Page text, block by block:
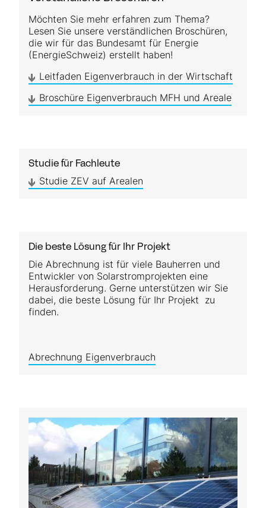
Möchten Sie mehr erfahren zum Thema?
Lesen Sie unsere ver­ständ­lichen Broschüren,
die wir für das Bundesamt für Energie
(EnergieSchweiz) erstellt haben!
Leitfaden Eigenverbrauch in der Wirtschaft
Broschüre Eigenverbrauch MFH und Areale
Studie für Fachleute
Studie ZEV auf Arealen
Die beste Lösung für Ihr Projekt
Die Abrechnung ist für viele Bau­herren und
Entwickler von Solar­stromprojekten eine
Heraus­forderung. Gerne unter­stützen wir Sie
dabei, die beste Lösung für Ihr Projekt zu
finden.
Abrechnung Eigenverbrauch